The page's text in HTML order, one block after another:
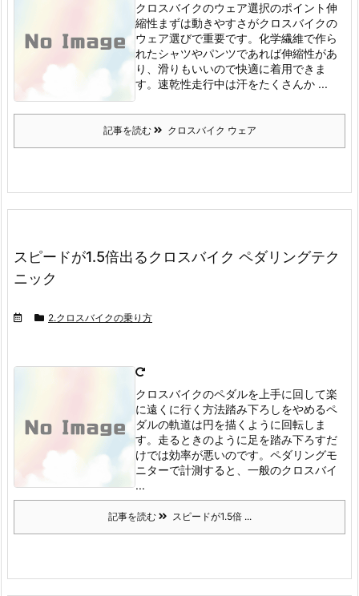
クロスバイクのウェア選択のポイント伸
縮性 まずは動きやすさがクロスバイクの
ウェア選びで重要です。 化学繊維で作ら
れたシャツやパンツであれば伸縮性があ
り、滑りもいいので快適に着用できま
す。 速乾性走行中は汗をたくさんか ...
記事を読む クロスバイク ウェア
スピードが1.5倍出るクロスバイク ペダリングテク
ニック
2.クロスバイクの乗り方
クロスバイクのペダルを上手に回して楽
に遠くに行く方法踏み下ろしをやめるペ
ダルの軌道は円を描くように回転しま
す。 走るときのように足を踏み下ろすだ
けでは効率が悪いのです。 ペダリングモ
ニターで計測すると、一般のクロスバイ
...
記事を読む スピードが1.5倍 ...